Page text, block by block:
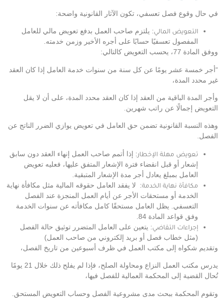
في حال وقوع فصل تعسفي، تكون الآثار القانونية واضحة:
التعويض المالي: يلتزم صاحب العمل بدفع تعويض مالي للعامل
المفصول تعسفيًا حسابًا على أجره الأخير وزمن خدمته.
ووفق المادة 77، يحسب التعويض كالتالي:
“أجر خمسة عشر يومًا عن كل سنة من سنوات خدمة العامل إذا كان العقد
غير محدد المدة،
وأجر المدة الباقية من العقد إذا كان العقد محدد المدة، على أن لا يقل
التعويض إجمالًا عن راتب شهرين.
وهذه النسبة القانونية تضمن حق العامل في تعويض يوازي الضرر الناتج عن
الفصل.
تعويض مهلة الإخطار: إذا أتمم صاحب العمل إنهاء العقد دون سابق
إشعار أو قبل انقضاء فترة الإشعار المتفق عليها، فعليه تعويض
العامل بمبلغ يعادل أجر مدة الإشعار المتبقية.
مكافأة نهاية الخدمة: لا يفقد العامل حقوقه المالية مثل مكافأة نهاية
الخدمة أو مستحقات الأجر عن أيام العمل المنجزة عند الفصل
التعسفي. يظل العامل مستحقًا كامل مكافأته عن سنوات الخدمة
وفق قواعد المادة 84.
إجراءات التقاضي: يتعين على العامل المتضرر توثيق حالة الفصل
(مثل خطاب فصل أو بريد إلكتروني من صاحب العمل)
وتقديم شكواه إلى مكتب العمل في ظرف أسبوعين من تاريخ الفصل،
يدرس مكتب العمل النزاع ومحاولة الصلح، فإذا لم يفلح ذلك خلال 21 يومًا
تُحال القضية إلى المحكمة العمالية للفصل فيها،
وتقوم المحكمة ببحث مدى مشروعية الفصل وحساب التعويض المستحق.